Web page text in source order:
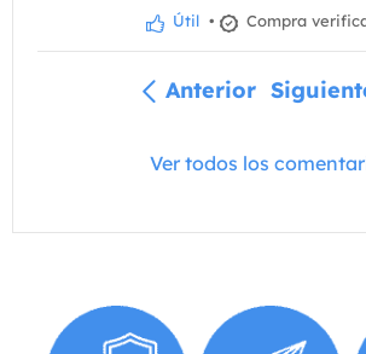
Útil • Compra
Anterior
Ver todos los